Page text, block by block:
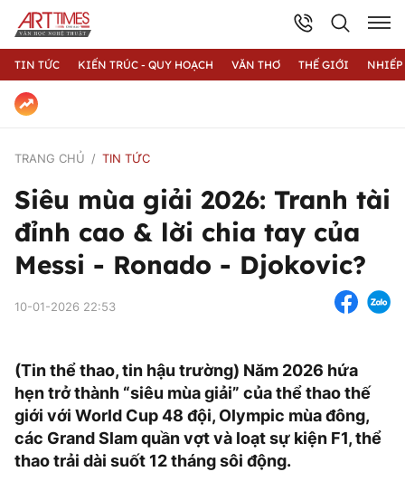
TIN TỨC KIẾN TRÚC - QUY HOẠCH VĂN THƠ THẾ GIỚI
TRANG CHỦ TIN TỨC
Siêu mùa giải 2026: Tranh tài
đỉnh cao & lời chia tay của
Messi - Ronado - Djokovic?
10-01-2026 22:53
(Tin thể thao, tin hậu trường) Năm 2026 hứa
hẹn trở thành “siêu mùa giải” của thể thao thế
giới với World Cup 48 đội, Olympic mùa đông,
các Grand Slam quần vợt và loạt sự kiện F1, thể
thao trải dài suốt 12 tháng sôi động.